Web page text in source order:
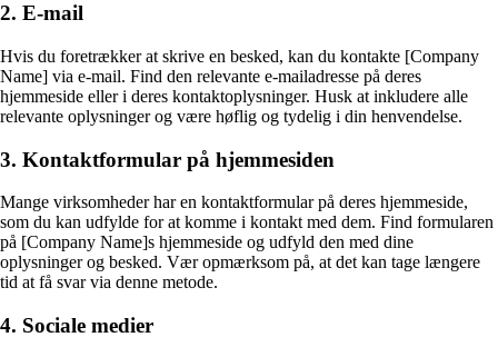
2. E-mail
Hvis du foretrækker at skrive en besked, kan du kontakte [Company
Name] via e-mail. Find den relevante e-mailadresse på deres
hjemmeside eller i deres kontaktoplysninger. Husk at inkludere alle
relevante oplysninger og være høflig og tydelig i din henvendelse.
3. Kontaktformular på hjemmesiden
Mange virksomheder har en kontaktformular på deres hjemmeside,
som du kan udfylde for at komme i kontakt med dem. Find formularen
på [Company Name]s hjemmeside og udfyld den med dine
oplysninger og besked. Vær opmærksom på, at det kan tage længere
tid at få svar via denne metode.
4. Sociale medier